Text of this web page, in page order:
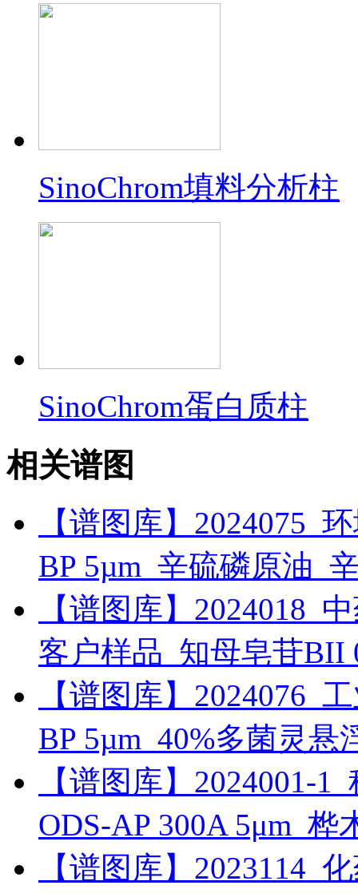
SinoChrom填料分析柱
SinoChrom蛋白质柱
相关谱图
【谱图库】2024075_
BP 5µm_辛硫磷原油_
【谱图库】2024018_
客户样品_知母皂苷BII
【谱图库】2024076_
BP 5µm_40%多菌灵
【谱图库】2024001-
ODS-AP 300A 5μm_桦
【谱图库】2023114_